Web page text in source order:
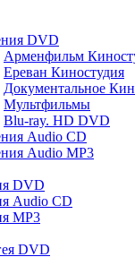
DVD
Арменфильм
Ереван Киностудия
Документальное
Мультфильмы
Blu-ray. HD DVD
Audio CD
Audio MP3
DVD
Audio CD
MP3
DVD